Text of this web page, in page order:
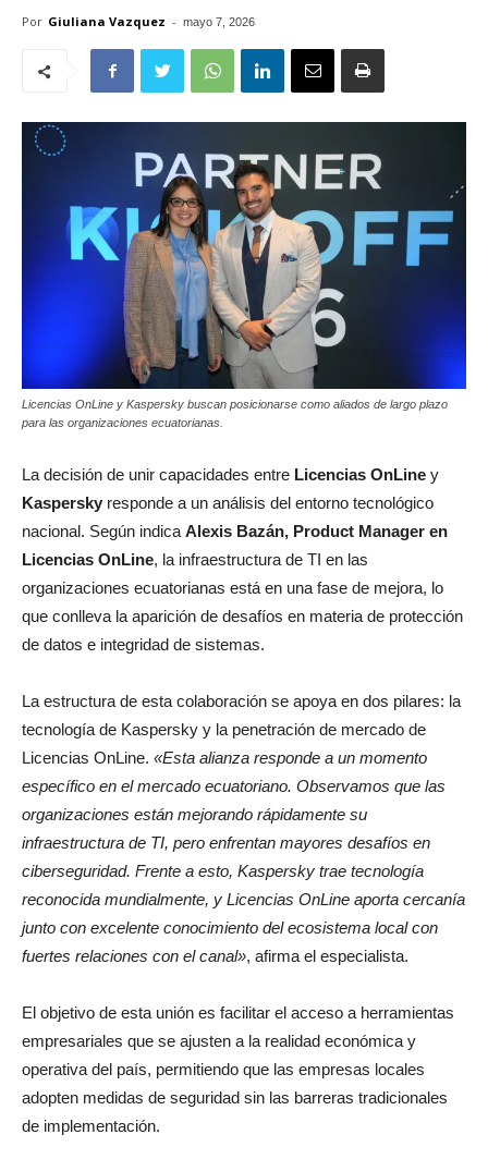
Por Giuliana Vazquez - mayo 7, 2026
Licencias OnLine y Kaspersky buscan posicionarse como aliados de largo plazo
para las organizaciones ecuatorianas.
La decisión de unir capacidades entre Licencias OnLine y
Kaspersky responde a un análisis del entorno tecnológico
nacional. Según indica Alexis Bazán, Product Manager en
Licencias OnLine, la infraestructura de TI en las
organizaciones ecuatorianas está en una fase de mejora, lo
que conlleva la aparición de desafíos en materia de protección
de datos e integridad de sistemas.
La estructura de esta colaboración se apoya en dos pilares: la
tecnología de Kaspersky y la penetración de mercado de
Licencias OnLine. «Esta alianza responde a un momento
específico en el mercado ecuatoriano. Observamos que las
organizaciones están mejorando rápidamente su
infraestructura de TI, pero enfrentan mayores desafíos en
ciberseguridad. Frente a esto, Kaspersky trae tecnología
reconocida mundialmente, y Licencias OnLine aporta cercanía
junto con excelente conocimiento del ecosistema local con
fuertes relaciones con el canal», afirma el especialista.
El objetivo de esta unión es facilitar el acceso a herramientas
empresariales que se ajusten a la realidad económica y
operativa del país, permitiendo que las empresas locales
adopten medidas de seguridad sin las barreras tradicionales
de implementación.